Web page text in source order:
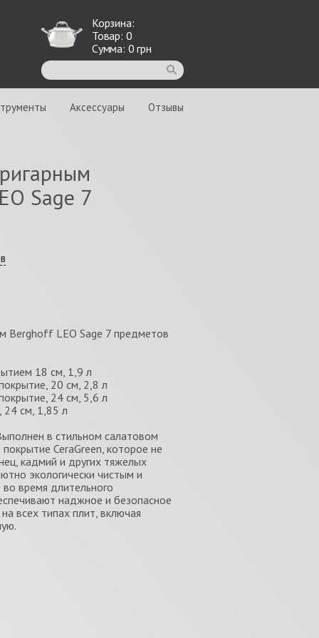
Корзина:
Товар: 0
Сумма: 0 грн
Аксессуары Отзывы
Sage 7
Berghoff LEO Sage 7 предметов
18 см, 1,9 л
20 см, 2,8 л
24 см, 5,6 л
24 см, 1,85 л
в стильном салатовом
CeraGreen, которое не
кадмий и других тяжелых
экологически чистым и
время длительного
наджное и безопасное
всех типах плит, включая